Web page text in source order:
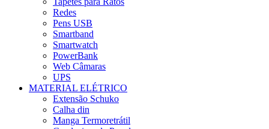
Redes
Pens USB
Smartband
Smartwatch
PowerBank
Web Câmaras
UPS
MATERIAL ELÉTRICO
Extensão Schuko
Calha din
Manga Termoretrátil